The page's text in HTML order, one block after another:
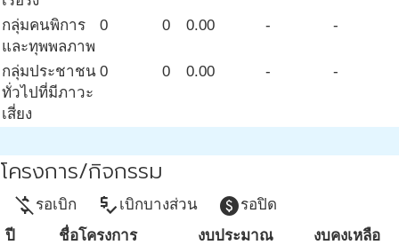
กลุ่มคนพิการ
และทุพพลภาพ
0 0 0.00 - -
กลุ่มประชาชน
ทั่วไปที่มีภาวะ
เสี่ยง
0 0 0.00 - -
โครงการ/กิจกรรม
money_off รอเบิก price_check เบิกบางส่วน paidรอปิด
ปี
ชื่อโครงการ งบประมาณ
งบคงเหลือ